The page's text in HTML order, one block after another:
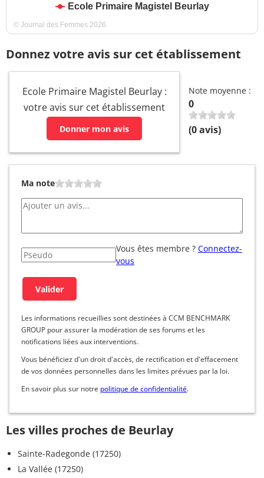
Ecole Primaire Magistel Beurlay
© Journal des Femmes 2026
Donnez votre avis sur cet établissement
Ecole Primaire Magistel Beurlay :
votre avis sur cet établissement
Donner mon avis
Note moyenne :
0
(0avis)
Ma note
Vous êtes membre ? Connectez-
vous
Les informations recueillies sont destinées à CCM BENCHMARK
GROUP pour assurer la modération de ses forums et les
notifications liées aux interventions.
Vous bénéficiez d'un droit d'accès, de rectification et d'effacement
de vos données personnelles dans les limites prévues par la loi.
En savoir plus sur notre politique de confidentialité.
Les villes proches de Beurlay
Sainte-Radegonde (17250)
La Vallée (17250)